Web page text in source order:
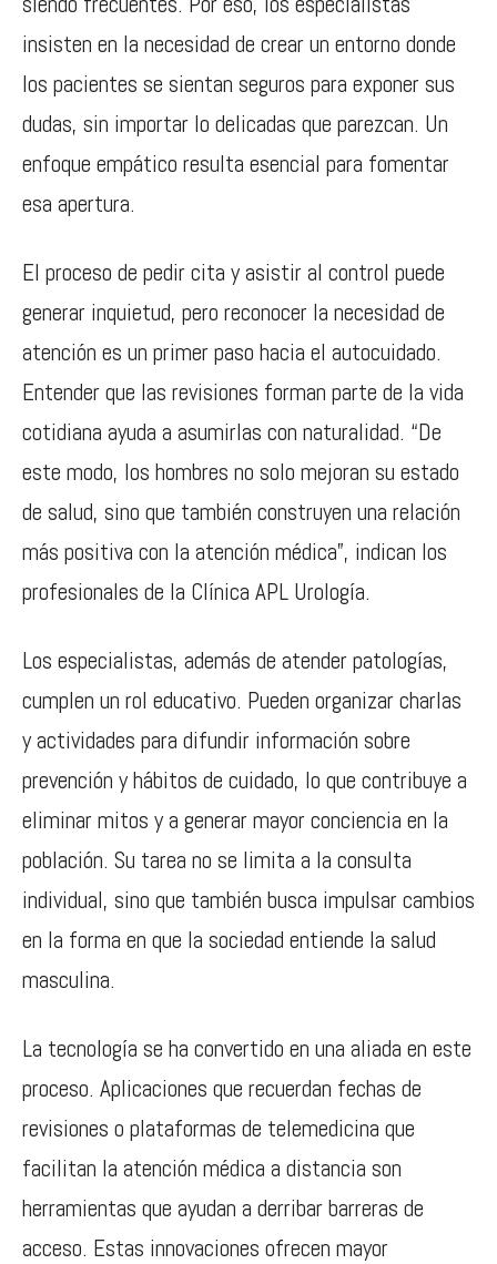
insisten en la necesidad de crear un entorno donde
los pacientes se sientan seguros para exponer sus
dudas, sin importar lo delicadas que parezcan. Un
enfoque empático resulta esencial para fomentar
esa apertura.
El proceso de pedir cita y asistir al control puede
generar inquietud, pero reconocer la necesidad de
atención es un primer paso hacia el autocuidado.
Entender que las revisiones forman parte de la vida
cotidiana ayuda a asumirlas con naturalidad. “De
este modo, los hombres no solo mejoran su estado
de salud, sino que también construyen una relación
más positiva con la atención médica”, indican los
profesionales de la Clínica APL Urología.
Los especialistas, además de atender patologías,
cumplen un rol educativo. Pueden organizar charlas
y actividades para difundir información sobre
prevención y hábitos de cuidado, lo que contribuye a
eliminar mitos y a generar mayor conciencia en la
población. Su tarea no se limita a la consulta
individual, sino que también busca impulsar cambios
en la forma en que la sociedad entiende la salud
masculina.
La tecnología se ha convertido en una aliada en este
proceso. Aplicaciones que recuerdan fechas de
revisiones o plataformas de telemedicina que
facilitan la atención médica a distancia son
herramientas que ayudan a derribar barreras de
acceso. Estas innovaciones ofrecen mayor